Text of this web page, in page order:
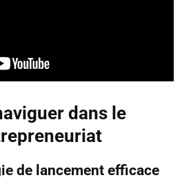
dans le
de lancement efficace